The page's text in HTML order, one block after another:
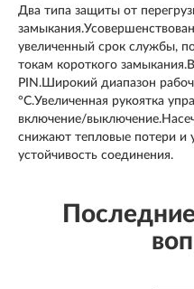
Два типа защиты от
увеличенный срок службы,
токам короткого
PIN.Широкий диапазон
°С.Увеличенная рукоятка
включение/
снижают тепловые потери и
устойчивость соединения.